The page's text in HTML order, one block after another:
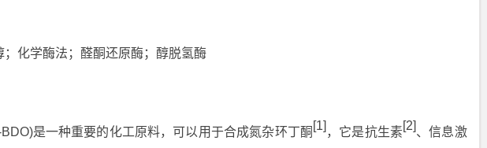
；化学酶法；醛酮还原酶；醇脱氢酶
是一种重要的化工原料，可以用于合成氮杂环丁酮 [1]，它是抗生素[2]、信息激